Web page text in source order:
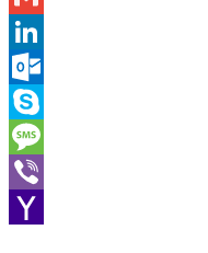
Gmail
LinkedIn
Outlook.com
Skype
Message
Viber